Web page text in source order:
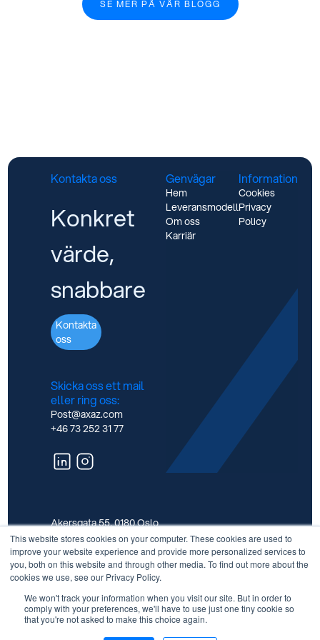
This website stores cookies on your computer. These cookies are used to
improve your website experience and provide more personalized services to
you, both on this website and through other media. To find out more about the
cookies we use, see our Privacy Policy.
We won't track your information when you visit our site. But in order to
comply with your preferences, we'll have to use just one tiny cookie so
that you're not asked to make this choice again.
SE MER PÅ VÅR BLOGG
Kontakta oss
Konkret
värde,
snabbare
Kontakta
oss
Skicka oss ett mail
eller ring oss:
Post@axaz.com
+46 73 252 31 77
Genvägar
Hem
Leveransmodell
Om oss
Karriär
Information
Cookies
Privacy
Policy
Akersgata 55, 0180 Oslo
2025 © Axaz AS. Alla rättigheter förbehållna.